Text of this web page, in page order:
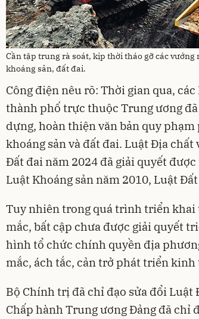
Cần tập trung rà soát, kịp thời tháo gỡ các
khoáng sản, đất đai.
Công điện nêu rõ: Thời gian qua,
thành phố trực thuộc Trung ương
dựng, hoàn thiện văn bản quy
khoáng sản và đất đai. Luật Địa chất
Đất đai năm 2024 đã giải quyết
Luật Khoáng sản năm 2010, Luật
Tuy nhiên trong quá trình triển
mắc, bất cập chưa được giải quyết
hình tổ chức chính quyền địa
mắc, ách tắc, cản trở phát triển kinh
Bộ Chính trị đã chỉ đạo sửa đổi Luật
Chấp hành Trung ương Đảng đã chỉ